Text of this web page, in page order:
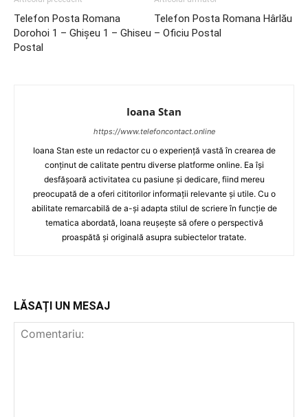
Telefon Posta Romana
Dorohoi 1 – Ghişeu 1 – Ghiseu
Postal
Telefon Posta Romana Hârlău
– Oficiu Postal
Ioana Stan
https://www.telefoncontact.online
Ioana Stan este un redactor cu o experiență vastă în crearea de
conținut de calitate pentru diverse platforme online. Ea își
desfășoară activitatea cu pasiune și dedicare, fiind mereu
preocupată de a oferi cititorilor informații relevante și utile. Cu o
abilitate remarcabilă de a-și adapta stilul de scriere în funcție de
tematica abordată, Ioana reușește să ofere o perspectivă
proaspătă și originală asupra subiectelor tratate.
LĂSAȚI UN MESAJ